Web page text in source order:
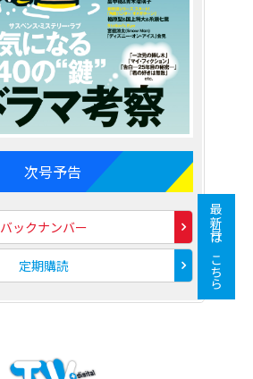
次号予告
バックナンバー
定期購読 最新号はこちら